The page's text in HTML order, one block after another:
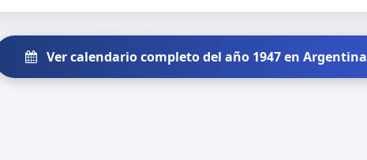
Ver calendario completo del año 1947 en Argentina